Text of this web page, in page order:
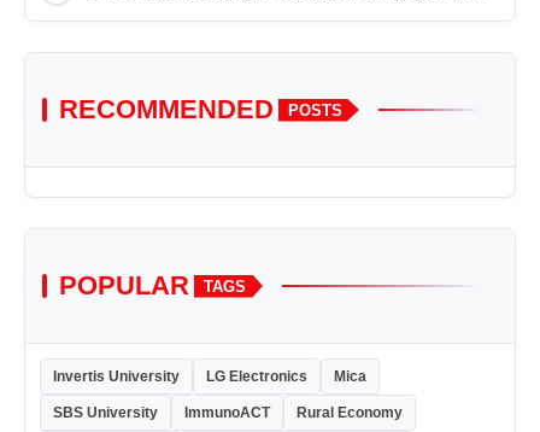
RECOMMENDED POSTS
POPULAR TAGS
Invertis University LG Electronics Mica
SBS University ImmunoACT Rural Economy